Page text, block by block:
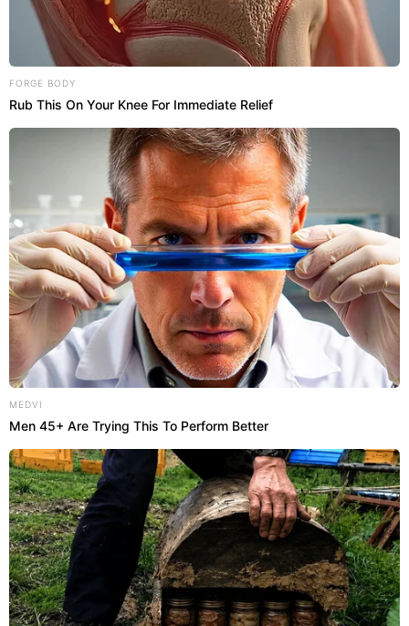
arara cinzenta e fria quebra a harmonia das cores
residenciais, comprometendo diretamente os
esforços dedicados a criar um santuário
aconchegante para o descanso.
Por outro lado, o uso de materiais quentes promove
uma integração perfeita com diferentes estilos de
mobiliário existentes. Adotarcamisas
ganchos apropriados transforma itens comuns de
vestuário em verdadeiros objetos artísticos,
valorizando intensamente adecoraçãofuncional de
forma econômica.
Abaixo, um vídeo docanal Organize sem Frescuras!
no YouTube
que aprofunda os pontos discutidos
neste tema:
LEIA MAIS
FORGE BODY
Rub This On Your Knee For Immediate Relief
MEDVI
Men 45+ Are Trying This To Perform Better